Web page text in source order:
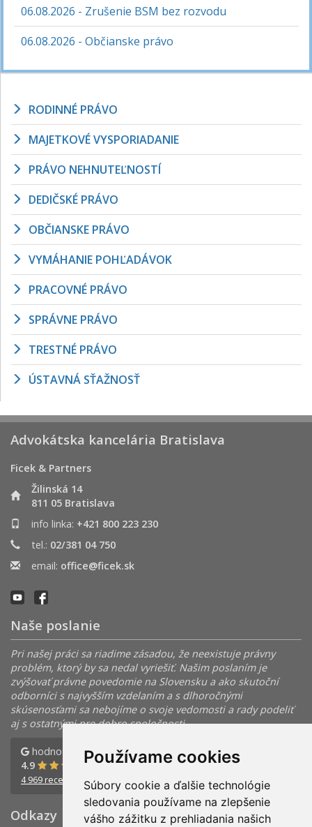
Používame cookies
Súbory cookie a ďalšie technológie
sledovania používame na zlepšenie
vášho zážitku z prehliadania našich
06.08.2026 - Zrušenie BSM bez rozvodu
06.08.2026 - Občianske právo
RODINNÉ PRÁVO
MAJETKOVÉ VYSPORIADANIE
PRÁVO NEHNUTEĽNOSTÍ
DEDIČSKÉ PRÁVO
OBČIANSKE PRÁVO
VYMÁHANIE POHĽADÁVOK
PRACOVNÉ PRÁVO
SPRÁVNE PRÁVO
TRESTNÉ PRÁVO
ÚSTAVNÁ SŤAŽNOSŤ
Advokátska kancelária Bratislava
Ficek & Partners
Žilinská 14
811 05 Bratislava
info linka: +421 800 223 230
tel.: 02/381 04 750
email: office@ficek.sk
Naše poslanie
Pri našej práci sa riadime zásadou, že neexistuje právny
problém, ktorý by sa nedal vyriešiť. Našim poslaním je
zvýšovať právne povedomie na Slovensku a ako skutoční
odborníci s najvyšším vzdelaním a s dlhoročnými
skúsenosťami sa nebojíme o svoje vedomosti a rady podeliť
aj s ostatnými pre dobro spoločnosti.
hodnotenie
4.9
4 969 recenzií
hodnotenie
4.9
359 recenzií
Odkazy